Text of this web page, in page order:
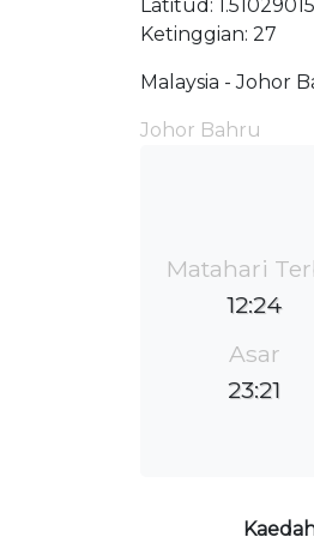
Latitud: 1.51029015
Ketinggian: 27
Malaysia - Johor
Johor Bahru
Matahari
12:24
Asar
23:21